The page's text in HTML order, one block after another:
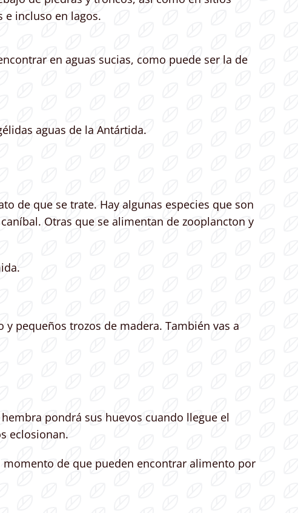
e incluso en lagos.
en aguas sucias, como puede ser la de
aguas de la Antártida.
de que se trate. Hay algunas especies que son
Otras que se alimentan de zooplancton y
pequeños trozos de madera. También vas a
pondrá sus huevos cuando llegue el
eclosionan.
momento de que pueden encontrar alimento por